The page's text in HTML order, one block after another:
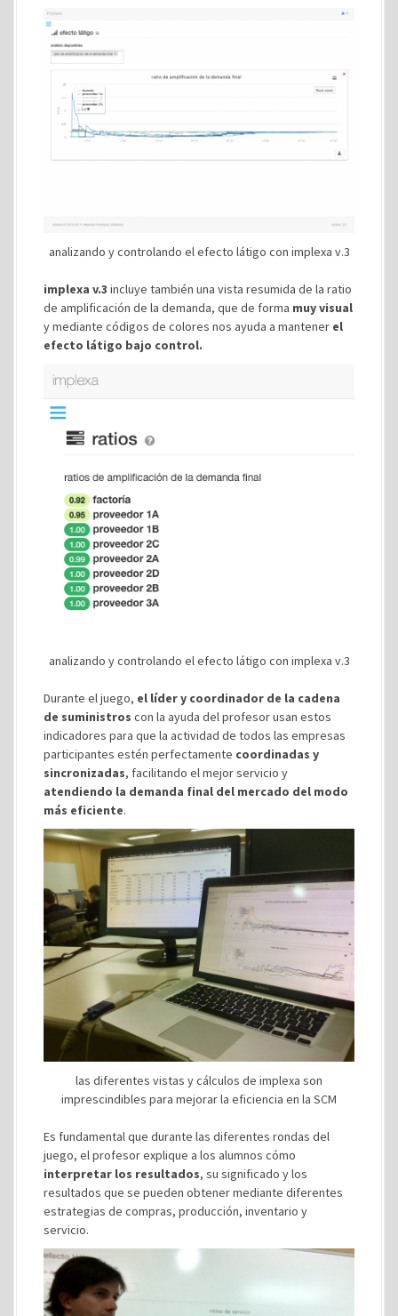
analizando y controlando el efecto látigo con implexa v.3
implexa v.3 incluye también una vista resumida de la ratio
de amplificación de la demanda, que de forma muy visual
y mediante códigos de colores nos ayuda a mantener el
efecto látigo bajo control.
analizando y controlando el efecto látigo con implexa v.3
Durante el juego, el líder y coordinador de la cadena
de suministros con la ayuda del profesor usan estos
indicadores para que la actividad de todos las empresas
participantes estén perfectamente coordinadas y
sincronizadas, facilitando el mejor servicio y
atendiendo la demanda final del mercado del modo
más eficiente.
las diferentes vistas y cálculos de implexa son
imprescindibles para mejorar la eficiencia en la SCM
Es fundamental que durante las diferentes rondas del
juego, el profesor explique a los alumnos cómo
interpretar los resultados, su significado y los
resultados que se pueden obtener mediante diferentes
estrategias de compras, producción, inventario y
servicio.